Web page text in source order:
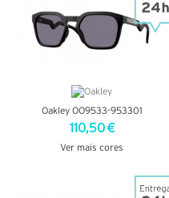
Oakley OO9533-953301
110,50 €
Ver mais cores